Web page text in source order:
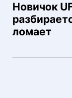
Новичок
ломает